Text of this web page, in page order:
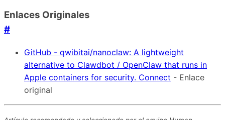
Enlaces Originales
#
GitHub - qwibitai/nanoclaw: A lightweight
alternative to Clawdbot / OpenClaw that runs in
Apple containers for security. Connect - Enlace
original